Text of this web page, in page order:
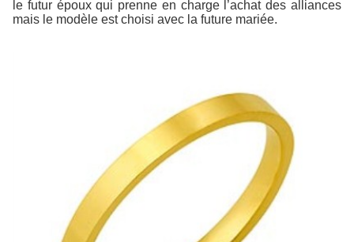
le futur époux qui prenne en charge l’achat des alliances
mais le modèle est choisi avec la future mariée.